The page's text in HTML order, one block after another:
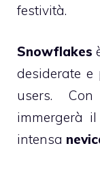
festività.
Snowflakes
desiderate
users.
immergerà
intensa